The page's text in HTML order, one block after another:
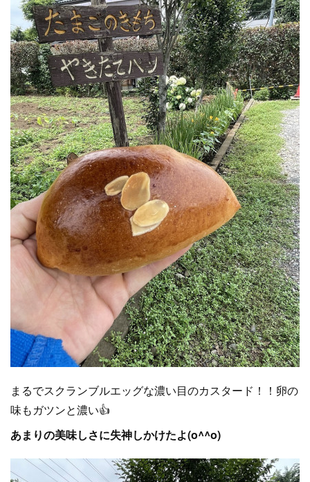
まるでスクランブルエッグな濃い目のカスタード！！卵の
味もガツンと濃い👍
あまりの美味しさに失神しかけたよ(o^^o)